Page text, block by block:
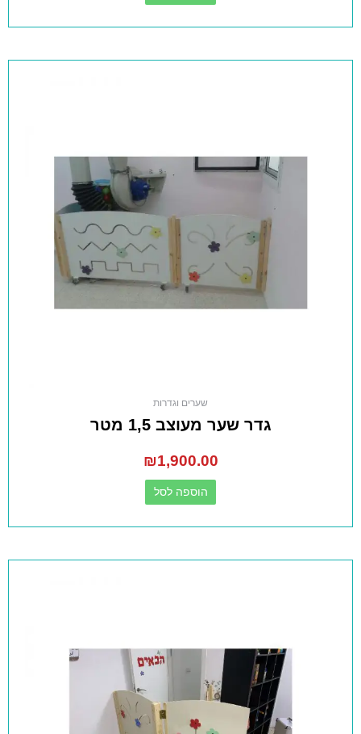
שערים וגדרות
גדר שער מעוצב 1,5 מטר
₪1,900.00
הוספה לסל